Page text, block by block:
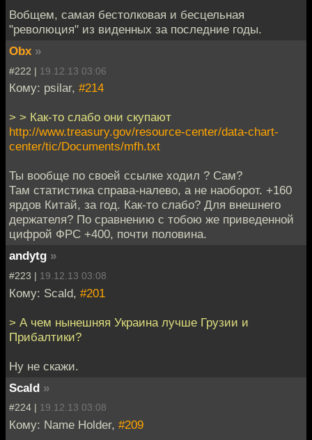
Вобщем, самая бестолковая и бесцельная
"революция" из виденных за последние годы.
Obx »
#222 | 19.12.13 03:06
Кому: psilar, #214
> > Как-то слабо они скупают
http://www.treasury.gov/resource-center/data-chart-
center/tic/Documents/mfh.txt
Ты вообще по своей ссылке ходил ? Сам?
Там статистика справа-налево, а не наоборот. +160
ярдов Китай, за год. Как-то слабо? Для внешнего
держателя? По сравнению с тобою же приведенной
цифрой ФРС +400, почти половина.
andytg »
#223 | 19.12.13 03:08
Кому: Scald, #201
> А чем нынешняя Украина лучше Грузии и
Прибалтики?
Ну не скажи.
Scald »
#224 | 19.12.13 03:08
Кому: Name Holder, #209